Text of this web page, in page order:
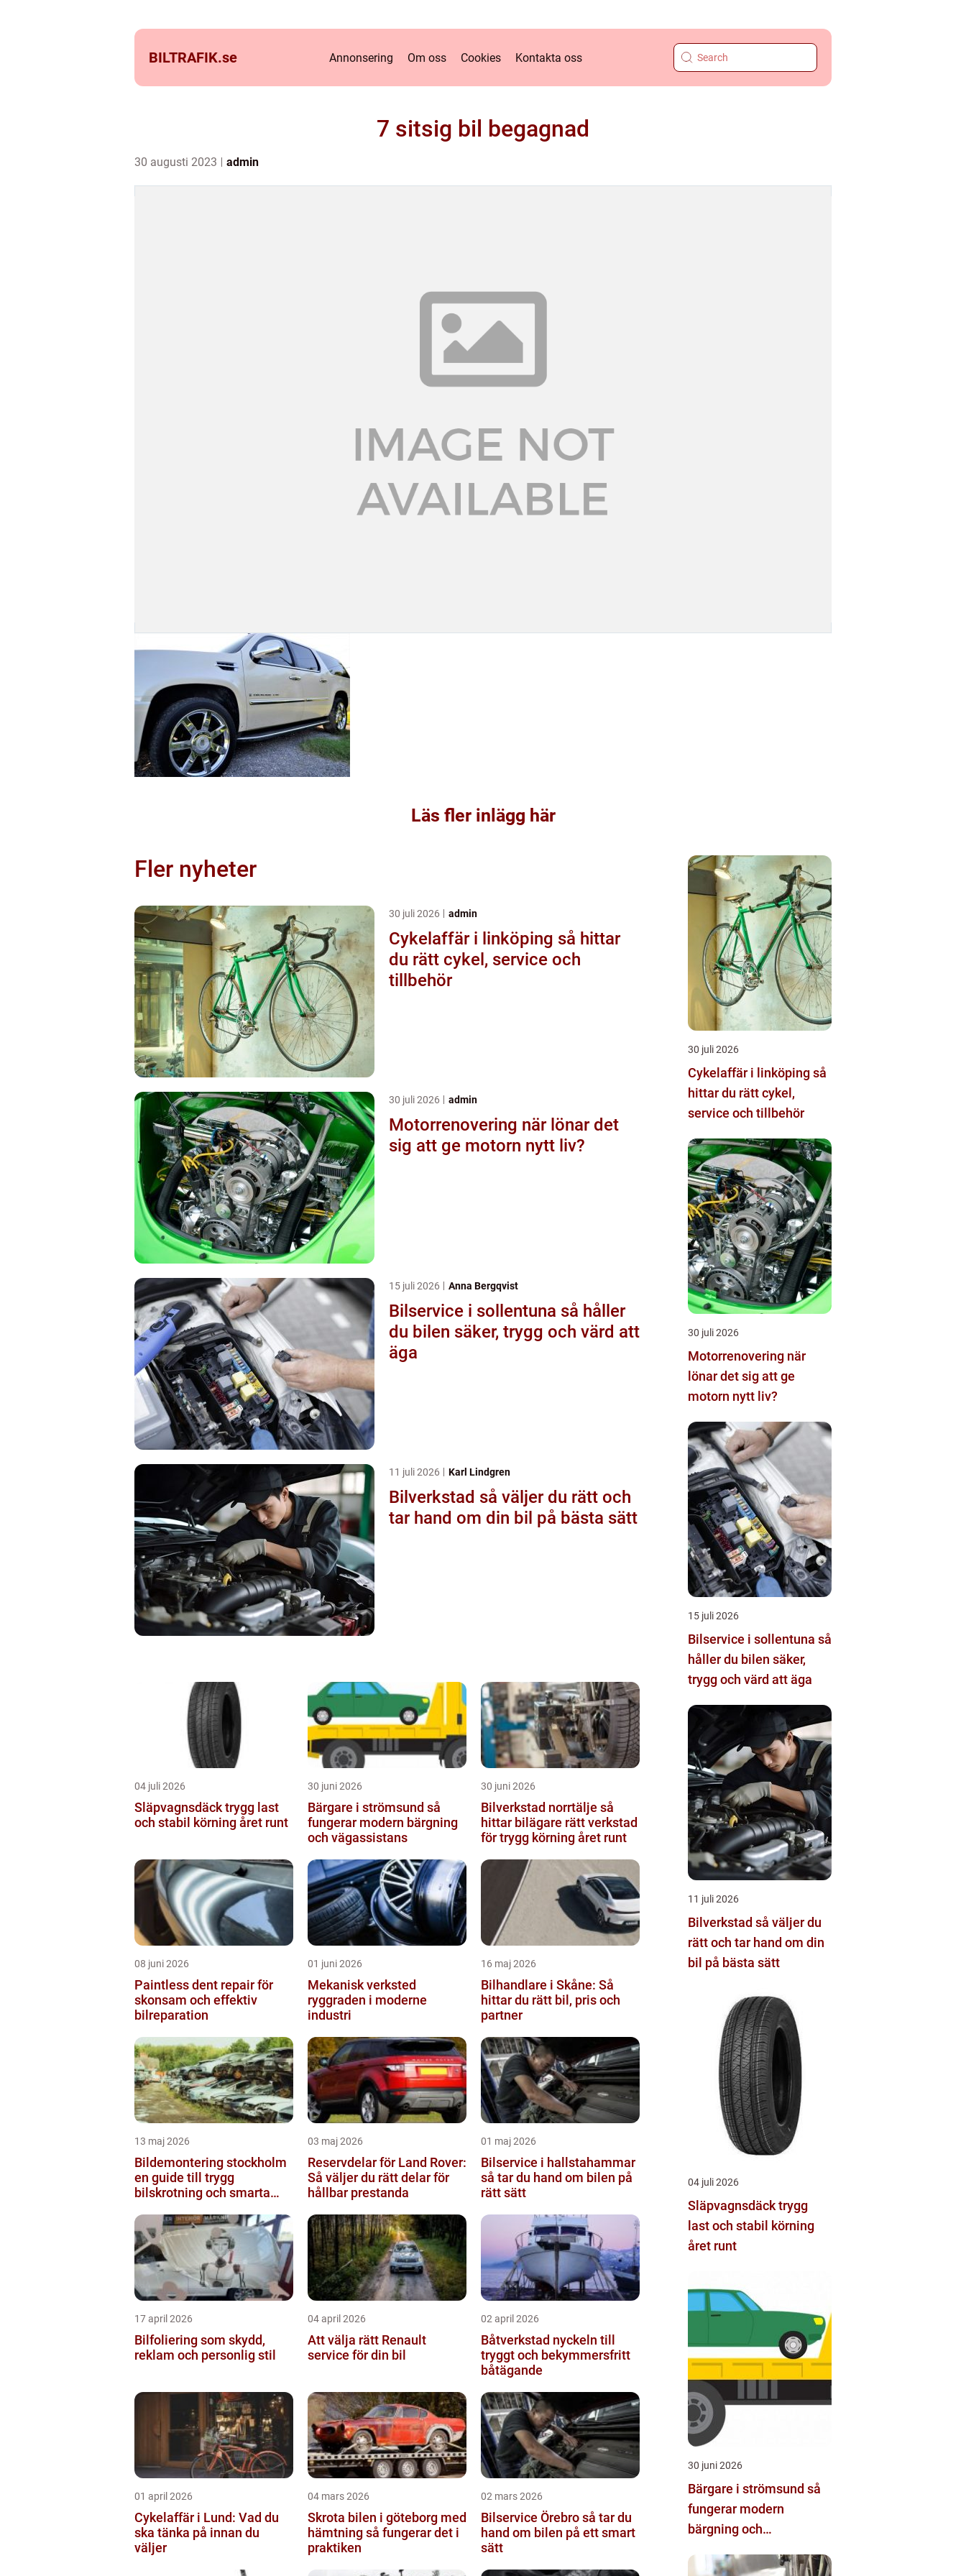
BILTRAFIK.se Annonsering Om oss Cookies Kontakta oss
7 sitsig bil begagnad
30 augusti 2023 admin
Läs fler inlägg här
Fler nyheter
30 juli 2026 admin
Cykelaffär i linköping så hittar
du rätt cykel, service och
tillbehör
30 juli 2026 admin
Motorrenovering när lönar det
sig att ge motorn nytt liv?
15 juli 2026 Anna Bergqvist
Bilservice i sollentuna så håller
du bilen säker, trygg och värd att
äga
11 juli 2026 Karl Lindgren
Bilverkstad så väljer du rätt och
tar hand om din bil på bästa sätt
04 juli 2026
Släpvagnsdäck trygg last
och stabil körning året runt
30 juni 2026
Bärgare i strömsund så
fungerar modern bärgning
och vägassistans
30 juni 2026
Bilverkstad norrtälje så
hittar bilägare rätt verkstad
för trygg körning året runt
08 juni 2026
Paintless dent repair för
skonsam och effektiv
bilreparation
01 juni 2026
Mekanisk verksted
ryggraden i moderne
industri
16 maj 2026
Bilhandlare i Skåne: Så
hittar du rätt bil, pris och
partner
13 maj 2026
Bildemontering stockholm
en guide till trygg
bilskrotning och smarta
03 maj 2026
Reservdelar för Land Rover:
Så väljer du rätt delar för
hållbar prestanda
01 maj 2026
Bilservice i hallstahammar
så tar du hand om bilen på
rätt sätt
17 april 2026
Bilfoliering som skydd,
reklam och personlig stil
04 april 2026
Att välja rätt Renault
service för din bil
02 april 2026
Båtverkstad nyckeln till
tryggt och bekymmersfritt
båtägande
01 april 2026
Cykelaffär i Lund: Vad du
ska tänka på innan du
väljer
04 mars 2026
Skrota bilen i göteborg med
hämtning så fungerar det i
praktiken
02 mars 2026
Bilservice Örebro så tar du
hand om bilen på ett smart
sätt
30 juli 2026
Cykelaffär i linköping så
hittar du rätt cykel,
service och tillbehör
30 juli 2026
Motorrenovering när
lönar det sig att ge
motorn nytt liv?
15 juli 2026
Bilservice i sollentuna så
håller du bilen säker,
trygg och värd att äga
11 juli 2026
Bilverkstad så väljer du
rätt och tar hand om din
bil på bästa sätt
04 juli 2026
Släpvagnsdäck trygg
last och stabil körning
året runt
30 juni 2026
Bärgare i strömsund så
fungerar modern
bärgning och